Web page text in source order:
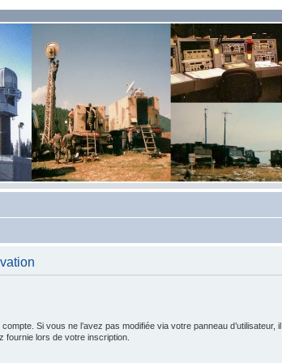
Si vous ne l’avez pas modifiée via votre panneau d’utilisateur, il
fournie lors de votre inscription.